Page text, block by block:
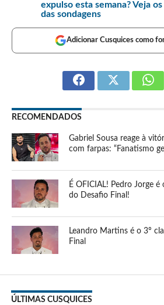
expulso esta semana? Veja
das sondagens
Adicionar Cusquices como
RECOMENDADOS
Gabriel Sousa reage à
com farpas: “Fanatismo
É OFICIAL! Pedro Jorge
do Desafio Final!
Leandro Martins é o 3º
Final
ÚLTIMAS CUSQUICES